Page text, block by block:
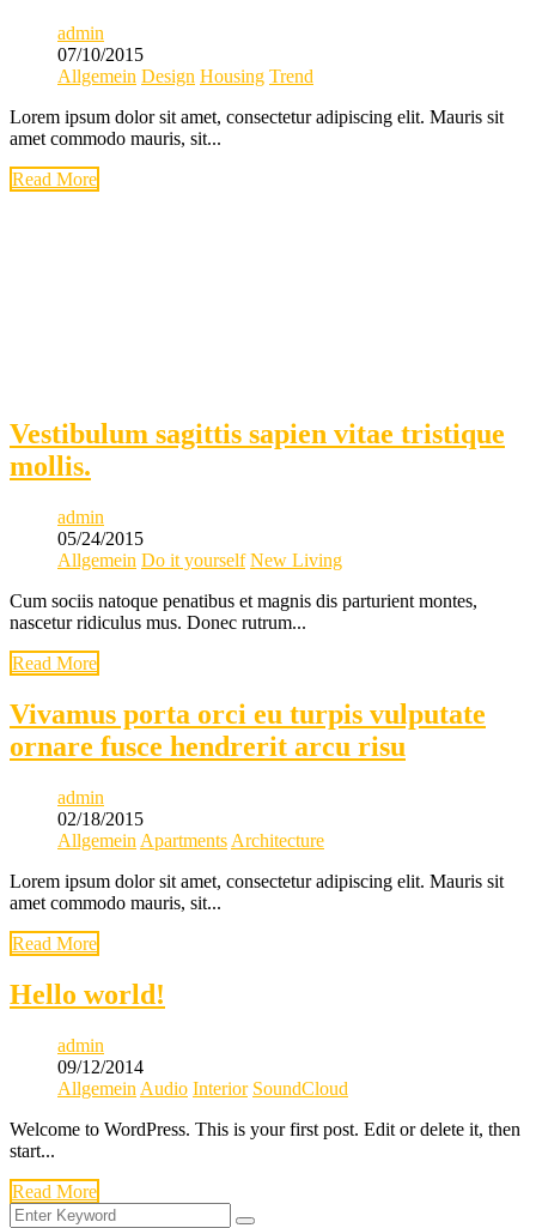
admin
07/10/2015
Allgemein Design Housing Trend
Lorem ipsum dolor sit amet, consectetur adipiscing elit. Mauris sit
amet commodo mauris, sit...
Read More
Vestibulum sagittis sapien vitae tristique
mollis.
admin
05/24/2015
Allgemein Do it yourself New Living
Cum sociis natoque penatibus et magnis dis parturient montes,
nascetur ridiculus mus. Donec rutrum...
Read More
Vivamus porta orci eu turpis vulputate
ornare fusce hendrerit arcu risu
admin
02/18/2015
Allgemein Apartments Architecture
Lorem ipsum dolor sit amet, consectetur adipiscing elit. Mauris sit
amet commodo mauris, sit...
Read More
Hello world!
admin
09/12/2014
Allgemein Audio Interior SoundCloud
Welcome to WordPress. This is your first post. Edit or delete it, then
start...
Read More